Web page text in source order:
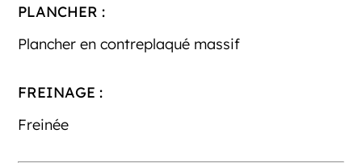
PLANCHER :
Plancher en contreplaqué massif
FREINAGE :
Freinée